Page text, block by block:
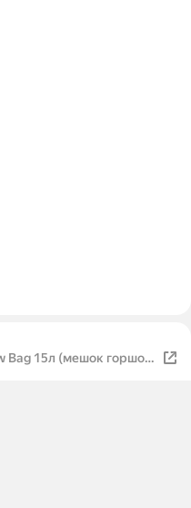
Bag 15л (мешок горшок)